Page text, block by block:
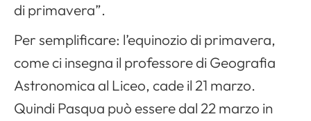
di primavera”.
Per semplificare: l’equinozio di primavera,
come ci insegna il professore di Geografia
Astronomica al Liceo, cade il 21 marzo.
Quindi Pasqua può essere dal 22 marzo in